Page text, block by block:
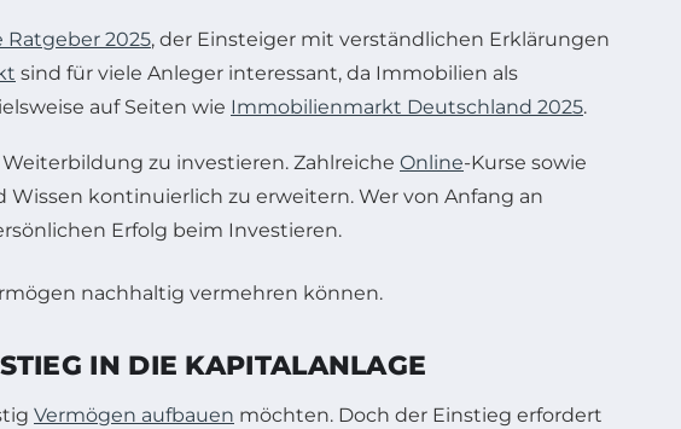
Ratgeber 2025, der Einsteiger mit verständlichen Erklärungen
sind für viele Anleger interessant, da Immobilien als
auf Seiten wie Immobilienmarkt Deutschland 2025.
zu investieren. Zahlreiche Online-Kurse sowie
kontinuierlich zu erweitern. Wer von Anfang an
Erfolg beim Investieren.
IN DIE KAPITALANLAGE
Vermögen aufbauen möchten. Doch der Einstieg erfordert